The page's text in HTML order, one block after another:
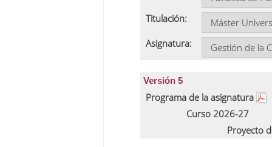
Titulación:
Asignatura:
Versión 5
Programa de la asignatura
Curso 2026-27
Proyecto